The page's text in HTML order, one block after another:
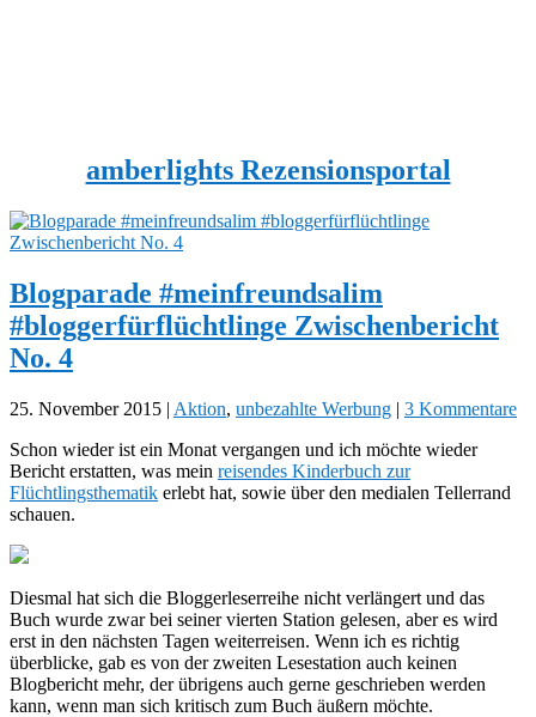
amberlights Rezensionsportal
Blogparade #meinfreundsalim
#bloggerfürflüchtlinge Zwischenbericht
No. 4
25. November 2015 | Aktion, unbezahlte Werbung | 3 Kommentare
Schon wieder ist ein Monat vergangen und ich möchte wieder
Bericht erstatten, was mein reisendes Kinderbuch zur
Flüchtlingsthematik erlebt hat, sowie über den medialen Tellerrand
schauen.
Diesmal hat sich die Bloggerleserreihe nicht verlängert und das
Buch wurde zwar bei seiner vierten Station gelesen, aber es wird
erst in den nächsten Tagen weiterreisen. Wenn ich es richtig
überblicke, gab es von der zweiten Lesestation auch keinen
Blogbericht mehr, der übrigens auch gerne geschrieben werden
kann, wenn man sich kritisch zum Buch äußern möchte.